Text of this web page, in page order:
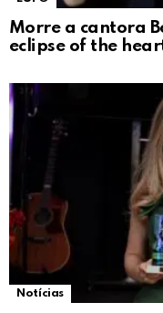
Morre a cantora
eclipse of the
Notícias